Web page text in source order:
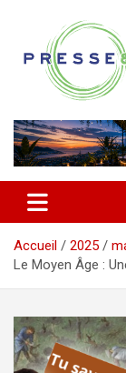
contenu
Presse
Accueil 2025
Le Moyen Âge :